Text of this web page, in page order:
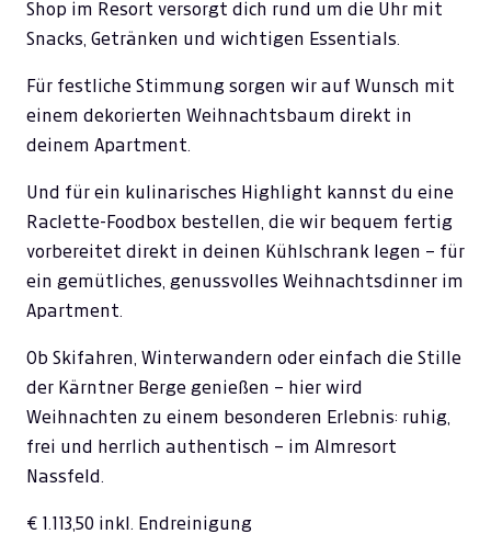
Shop im Resort versorgt dich rund um die Uhr mit
Snacks, Getränken und wichtigen Essentials.
Für festliche Stimmung sorgen wir auf Wunsch mit
einem dekorierten Weihnachtsbaum direkt in
deinem Apartment.
Und für ein kulinarisches Highlight kannst du eine
Raclette-Foodbox bestellen, die wir bequem fertig
vorbereitet direkt in deinen Kühlschrank legen – für
ein gemütliches, genussvolles Weihnachtsdinner im
Apartment.
Ob Skifahren, Winterwandern oder einfach die Stille
der Kärntner Berge genießen – hier wird
Weihnachten zu einem besonderen Erlebnis: ruhig,
frei und herrlich authentisch – im Almresort
Nassfeld.
€ 1.113,50 inkl. Endreinigung